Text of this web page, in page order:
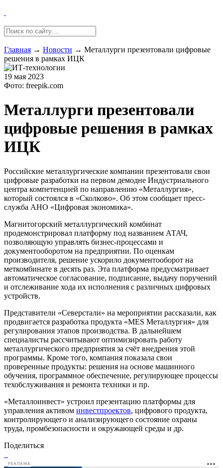
Главная → Новости → Металлурги презентовали цифровые
решения в рамках ИЦК
19 мая 2023
Фото: freepik.com
Металлурги презентовали
цифровые решения в рамках
ИЦК
Российские металлургические компании презентовали свои
цифровые разработки на первом демодне Индустриального
центра компетенцией по направлению «Металлургия»,
который состоялся в «Сколково». Об этом сообщает пресс-
служба АНО «Цифровая экономика».
Магнитогорский металлургический комбинат
продемонстрировал платформу под названием АТАЧ,
позволяющую управлять бизнес-процессами и
документооборотом на предприятии. По оценкам
производителя, решение ускорило документооборот на
меткомбинате в десять раз. Эта платформа предусматривает
автоматическое согласование, подписание, выдачу поручений
и отслеживание хода их исполнения с различных цифровых
устройств.
Представители «Северстали» на мероприятии рассказали, как
продвигается разработка продукта «MES Металлургия» для
регулирования этапов производства. В дальнейшем
специалисты рассчитывают оптимизировать работу
металлургического предприятия за счёт внедрения этой
программы. Кроме того, компания показала свои
проверенные продукты: решения на основе машинного
обучения, программное обеспечение, регулирующее процессы
техобслуживания и ремонта техники и пр.
«Металлоинвест» устроил презентацию платформы для
управления активом инвестпроектов, цифрового продукта,
контролирующего и анализирующего состояние охраны
труда, промбезопасности и окружающей среды и др.
Поделиться
РЕКЛАМА